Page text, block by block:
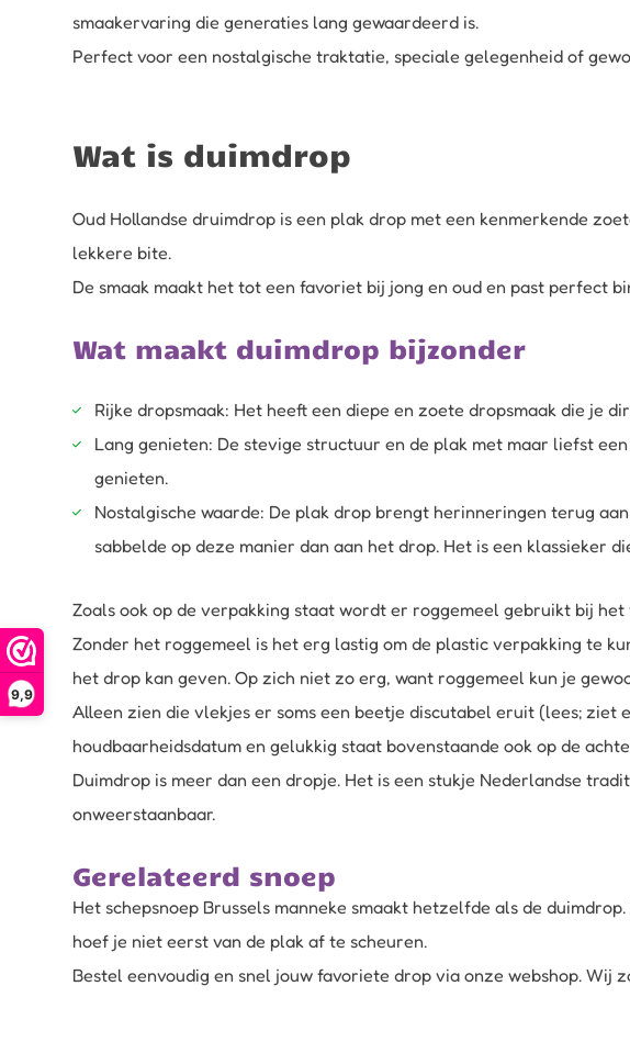
9,9
smaakervaring die generaties lang gewaardeerd is.
Perfect voor een nostalgische traktatie, speciale gelegenheid of
Wat is duimdrop
Oud Hollandse druimdrop is een plak drop met een kenmerkende
lekkere bite.
De smaak maakt het tot een favoriet bij jong en oud en past perfect
Wat maakt duimdrop bijzonder
Rijke dropsmaak: Het heeft een diepe en zoete dropsmaak die je
Lang genieten: De stevige structuur en de plak met maar liefst
genieten.
Nostalgische waarde: De plak drop brengt herinneringen terug
sabbelde op deze manier dan aan het drop. Het is een klassieker
Zoals ook op de verpakking staat wordt er roggemeel gebruikt bij
Zonder het roggemeel is het erg lastig om de plastic verpakking te
het drop kan geven. Op zich niet zo erg, want roggemeel kun je
Alleen zien die vlekjes er soms een beetje discutabel eruit (lees;
houdbaarheidsdatum en gelukkig staat bovenstaande ook op de
Duimdrop is meer dan een dropje. Het is een stukje Nederlandse
onweerstaanbaar.
Gerelateerd snoep
Het schepsnoep Brussels manneke smaakt hetzelfde als de
hoef je niet eerst van de plak af te scheuren.
Bestel eenvoudig en snel jouw favoriete drop via onze webshop.